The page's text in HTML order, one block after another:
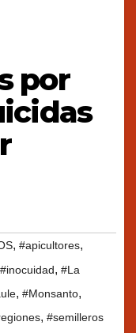
por
, #apicultores,
#inocuidad, #La
, #Monsanto,
, #semilleros